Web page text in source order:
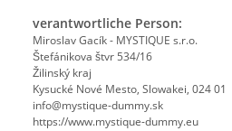
verantwortliche Person:
Miroslav Gacík - MYSTIQUE s.r.o.
Štefánikova štvr 534/16
Žilinský kraj
Kysucké Nové Mesto, Slowakei, 024 01
info@mystique-dummy.sk
https://www.mystique-dummy.eu